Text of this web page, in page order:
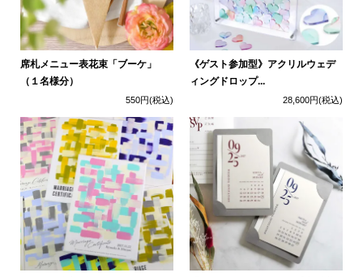
席札メニュー表花束「ブーケ」
（１名様分）
550円(税込)
《ゲスト参加型》アクリルウェデ
ィングドロップ...
28,600円(税込)